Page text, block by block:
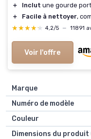
＋
Inclut une gourde
＋
Facile à nettoyer,
★★★★★
★★★★★ 4,2/5 — 11891
Voir l'offre
Marque
Numéro de modèle
Couleur
Dimensions du produit